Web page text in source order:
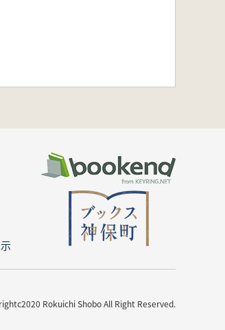
Rokuichi Shobo All Right Reserved.